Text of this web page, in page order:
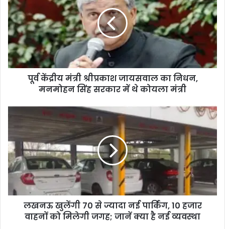
पूर्व केंद्रीय मंत्री श्रीप्रकाश जायसवाल का निधन,
मनमोहन सिंह सरकार में थे कोयला मंत्री
लखनऊ खुलेंगी 70 से ज्यादा नई पार्किंग, 10 हजार
वाहनों को मिलेगी जगह; जानें क्या है नई व्यवस्था